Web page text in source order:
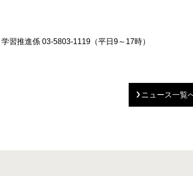
学習推進係 03-5803-1119（平日9～17時）
ニュース一覧